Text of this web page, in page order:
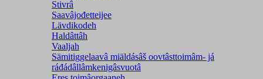
Stivrâ
Saavâjođetteijee
Lävdikodeh
Haldâttâh
Vaaljah
Sämitiggelaavâ miäldásâš oovtâsttoimâm- já
ráđádâllâmkenigâsvuotâ